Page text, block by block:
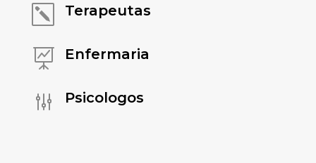
k Terapeutas
 Enfermaria
g Psicologos